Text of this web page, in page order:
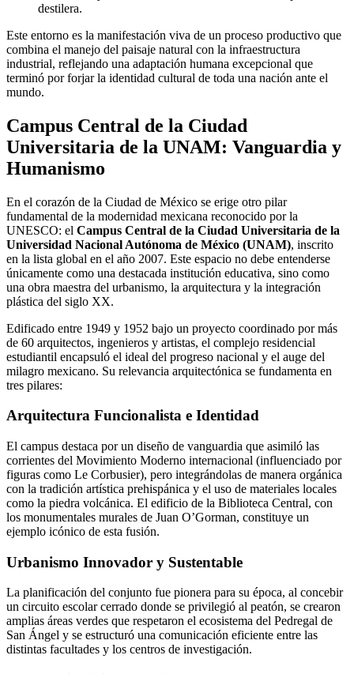
destilera.
Este entorno es la manifestación viva de un proceso productivo que
combina el manejo del paisaje natural con la infraestructura
industrial, reflejando una adaptación humana excepcional que
terminó por forjar la identidad cultural de toda una nación ante el
mundo.
Campus Central de la Ciudad
Universitaria de la UNAM: Vanguardia y
Humanismo
En el corazón de la Ciudad de México se erige otro pilar
fundamental de la modernidad mexicana reconocido por la
UNESCO: el Campus Central de la Ciudad Universitaria de la
Universidad Nacional Autónoma de México (UNAM), inscrito
en la lista global en el año 2007. Este espacio no debe entenderse
únicamente como una destacada institución educativa, sino como
una obra maestra del urbanismo, la arquitectura y la integración
plástica del siglo XX.
Edificado entre 1949 y 1952 bajo un proyecto coordinado por más
de 60 arquitectos, ingenieros y artistas, el complejo residencial
estudiantil encapsuló el ideal del progreso nacional y el auge del
milagro mexicano. Su relevancia arquitectónica se fundamenta en
tres pilares:
Arquitectura Funcionalista e Identidad
El campus destaca por un diseño de vanguardia que asimiló las
corrientes del Movimiento Moderno internacional (influenciado por
figuras como Le Corbusier), pero integrándolas de manera orgánica
con la tradición artística prehispánica y el uso de materiales locales
como la piedra volcánica. El edificio de la Biblioteca Central, con
los monumentales murales de Juan O’Gorman, constituye un
ejemplo icónico de esta fusión.
Urbanismo Innovador y Sustentable
La planificación del conjunto fue pionera para su época, al concebir
un circuito escolar cerrado donde se privilegió al peatón, se crearon
amplias áreas verdes que respetaron el ecosistema del Pedregal de
San Ángel y se estructuró una comunicación eficiente entre las
distintas facultades y los centros de investigación.